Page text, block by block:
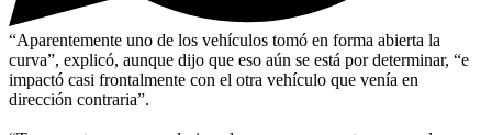
“Aparentemente uno de los vehículos tomó en forma abierta la
curva”, explicó, aunque dijo que eso aún se está por determinar, “e
impactó casi frontalmente con el otra vehículo que venía en
dirección contraria”.